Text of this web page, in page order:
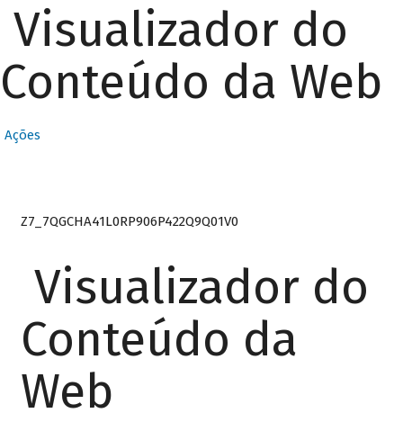
Visualizador do
Conteúdo da Web
Ações
Z7_7QGCHA41L0RP906P422Q9Q01V0
Visualizador do
Conteúdo da
Web